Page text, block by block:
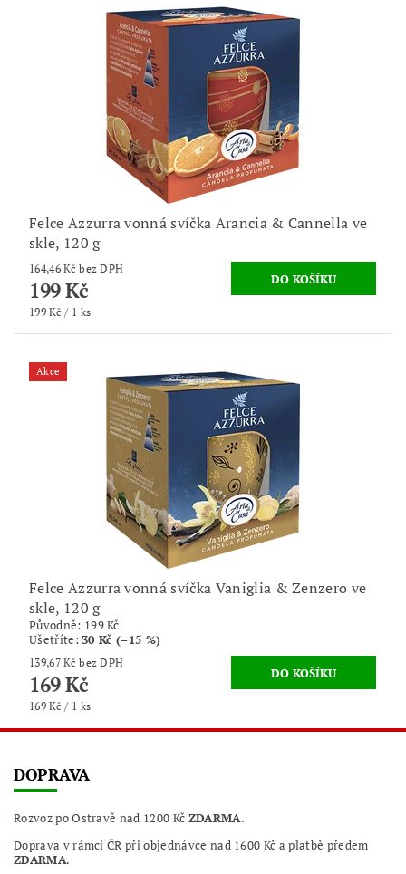
Felce Azzurra vonná svíčka Arancia & Cannella ve
skle, 120 g
164,46 Kč bez DPH
199 Kč
199 Kč / 1 ks
Akce
Felce Azzurra vonná svíčka Vaniglia & Zenzero ve
skle, 120 g
Původně: 199 Kč
Ušetříte: 30 Kč (–15 %)
139,67 Kč bez DPH
169 Kč
169 Kč / 1 ks
DOPRAVA
Rozvoz po Ostravě nad 1200 Kč ZDARMA.
Doprava v rámci ČR při objednávce nad 1600 Kč a platbě předem
ZDARMA.